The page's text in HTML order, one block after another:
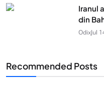
Iranul
din
OdixJul
Recommended Posts